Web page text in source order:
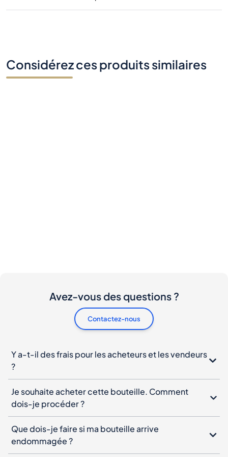
Considérez ces produits similaires
Avez-vous des questions ?
Contactez-nous
Y a-t-il des frais pour les acheteurs et les vendeurs
?
Je souhaite acheter cette bouteille. Comment
dois-je procéder ?
Que dois-je faire si ma bouteille arrive
endommagée ?